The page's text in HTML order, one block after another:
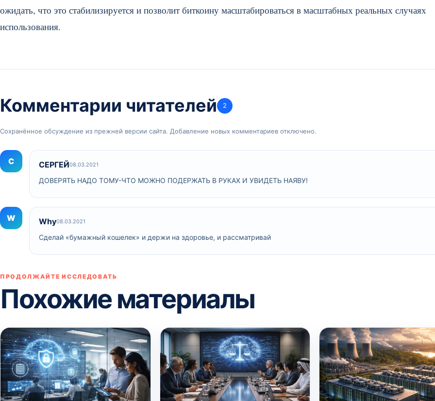
ожидать, что это стабилизируется и позволит биткоину масштабироваться в масштабных реальных случаях
использования.
Комментарии читателей 2
Сохранённое обсуждение из прежней версии сайта. Добавление новых комментариев отключено.
С СЕРГЕЙ08.03.2021
ДОВЕРЯТЬ НАДО ТОМУ-ЧТО МОЖНО ПОДЕРЖАТЬ В РУКАХ И УВИДЕТЬ НАЯВУ!
W Why08.03.2021
Сделай «бумажный кошелек» и держи на здоровье, и рассматривай
ПРОДОЛЖАЙТЕ ИССЛЕДОВАТЬ
Похожие материалы